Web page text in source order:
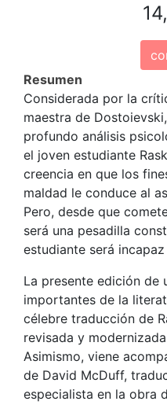
Resumen
Considerada por la
maestra de
profundo análisis
el joven estudiante
creencia en que los
maldad le conduce al
Pero, desde que
será una pesadilla
estudiante será
La presente edición de
importantes de la
célebre traducción de
revisada y
Asimismo, viene
de David McDuff,
especialista en la obra